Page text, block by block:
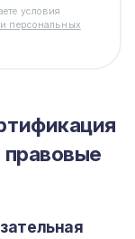
условия
персональных
правовые